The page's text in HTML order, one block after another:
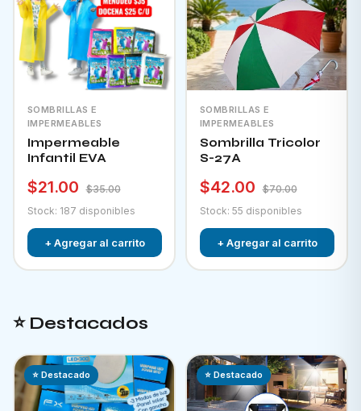
SOMBRILLAS E
IMPERMEABLES
Impermeable
Infantil EVA
$21.00
$35.00
Stock: 187 disponibles
+ Agregar al carrito
SOMBRILLAS E
IMPERMEABLES
Sombrilla Tricolor
S-27A
$42.00
$70.00
Stock: 55 disponibles
+ Agregar al carrito
⭐ Destacados
⭐ Destacado ⭐ Destacado